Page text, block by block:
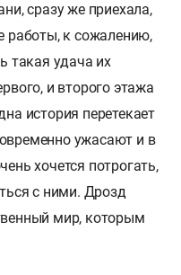
сразу же приехала,
работы, к сожалению,
такая удача их
и второго этажа
история перетекает
ужасают и в
хочется потрогать,
с ними. Дрозд
мир, которым